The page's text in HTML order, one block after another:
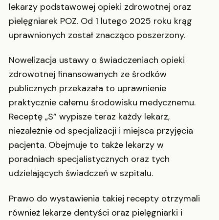
lekarzy podstawowej opieki zdrowotnej oraz
pielęgniarek POZ. Od 1 lutego 2025 roku krąg
uprawnionych został znacząco poszerzony.
Nowelizacja ustawy o świadczeniach opieki
zdrowotnej finansowanych ze środków
publicznych przekazała to uprawnienie
praktycznie całemu środowisku medycznemu.
Receptę „S” wypisze teraz każdy lekarz,
niezależnie od specjalizacji i miejsca przyjęcia
pacjenta. Obejmuje to także lekarzy w
poradniach specjalistycznych oraz tych
udzielających świadczeń w szpitalu.
Prawo do wystawienia takiej recepty otrzymali
również lekarze dentyści oraz pielęgniarki i